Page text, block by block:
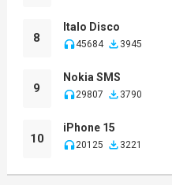
8
Italo Disco
45684 3945
9
Nokia SMS
29807 3790
10
iPhone 15
20125 3221